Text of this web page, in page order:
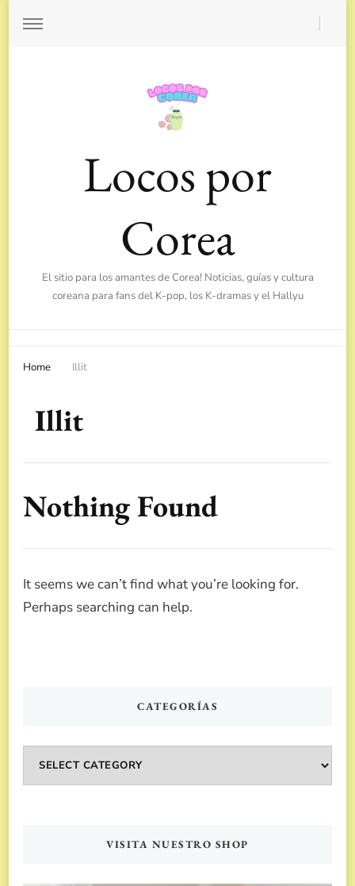
Locos por
Corea
El sitio para los amantes de Corea! Noticias, guías y cultura
coreana para fans del K-pop, los K-dramas y el Hallyu
Home Illit
Illit
Nothing Found
It seems we can’t find what you’re looking for.
Perhaps searching can help.
CATEGORÍAS
VISITA NUESTRO SHOP